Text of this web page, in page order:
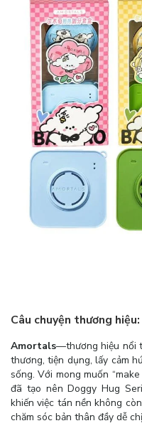
Câu chuyện thương hiệu:
Amortals—thương hiệu nổi
thương, tiện dụng, lấy cảm
sống. Với mong muốn
đã tạo nên Doggy Hug
khiến việc tán nền không
chăm sóc bản thân đầy dễ